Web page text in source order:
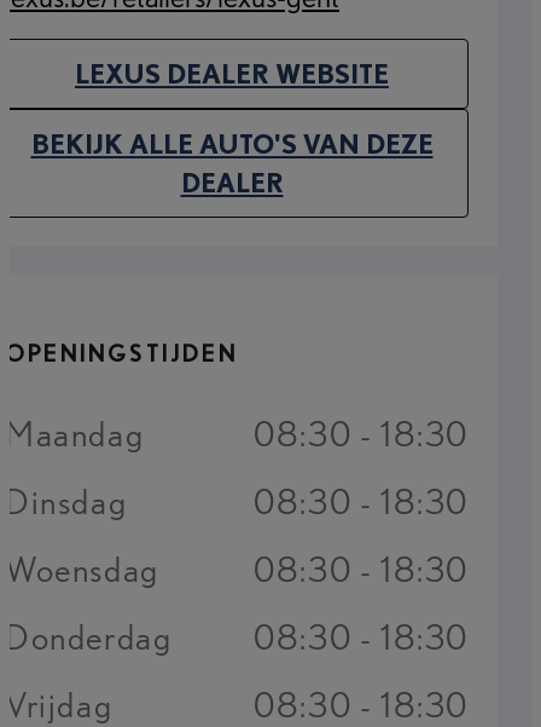
(Opens in new tab)
LEXUS DEALER WEBSITE
(OPENS IN NEW TAB)
BEKIJK ALLE AUTO'S VAN DEZE
DEALER(OPENS IN NEW TAB)
OPENINGSTIJDEN
Maandag
08:30 - 18:30
Dinsdag
08:30 - 18:30
Woensdag
08:30 - 18:30
Donderdag
08:30 - 18:30
Vrijdag
08:30 - 18:30